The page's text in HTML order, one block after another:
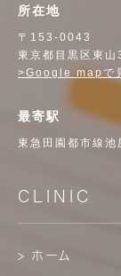
所在地
〒153-0043
東京都目黒区東
>Google mapで
最寄駅
東急田園都市線
CLINIC
> ホーム